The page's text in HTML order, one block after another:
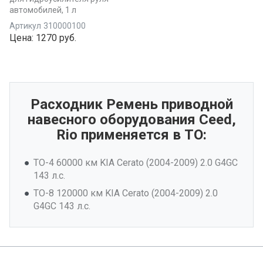
автомобилей, 1 л
Артикул 310000100
Цена: 1270 руб.
Расходник Ремень приводной
навесного оборудования Ceed,
Rio применяется в ТО:
ТО-4 60000 км KIA Cerato (2004-2009) 2.0 G4GC
143 л.с.
ТО-8 120000 км KIA Cerato (2004-2009) 2.0
G4GC 143 л.с.